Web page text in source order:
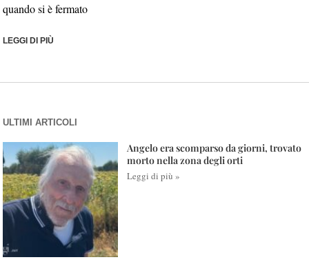
quando si è fermato
LEGGI DI PIÙ
ULTIMI ARTICOLI
Angelo era scomparso da giorni, trovato
morto nella zona degli orti
Leggi di più »